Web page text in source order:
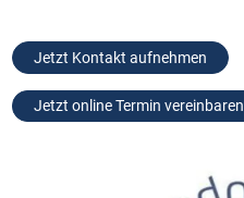
Jetzt Kontakt aufnehmen
Jetzt online Termin vereinbaren